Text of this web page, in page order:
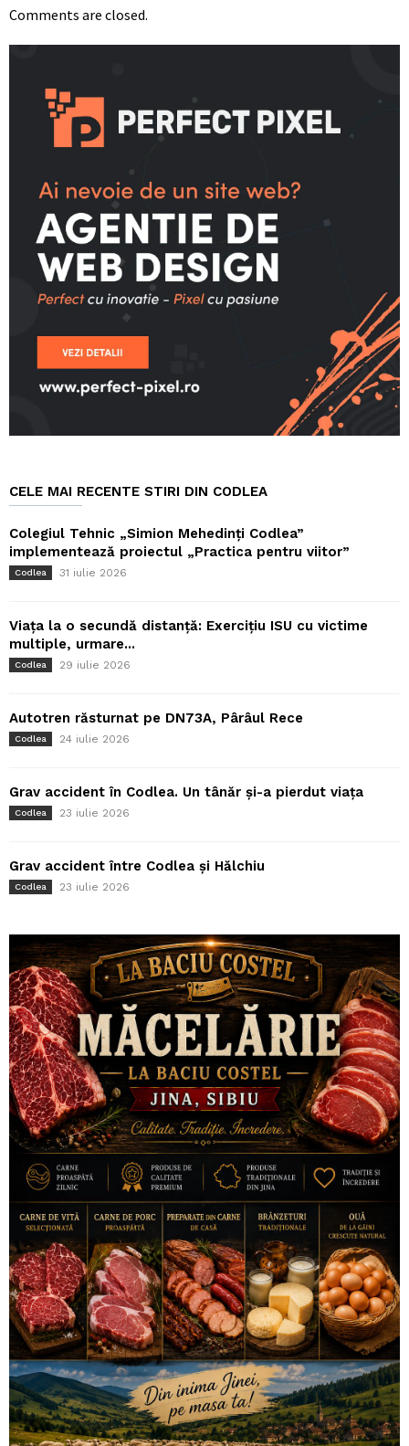
Comments are closed.
CELE MAI RECENTE STIRI DIN CODLEA
Colegiul Tehnic „Simion Mehedinți Codlea”
implementează proiectul „Practica pentru viitor”
Codlea 31 iulie 2026
Viața la o secundă distanță: Exercițiu ISU cu victime
multiple, urmare...
Codlea 29 iulie 2026
Autotren răsturnat pe DN73A, Pârâul Rece
Codlea 24 iulie 2026
Grav accident în Codlea. Un tânăr și-a pierdut viața
Codlea 23 iulie 2026
Grav accident între Codlea și Hălchiu
Codlea 23 iulie 2026